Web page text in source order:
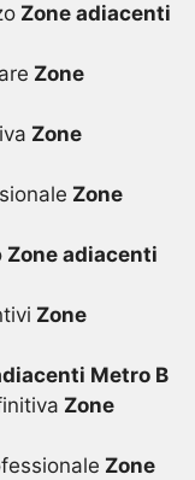
Zone adiacenti
Zone
Zone
Zone
Zone adiacenti
Zone
Metro B
Zone
Zone